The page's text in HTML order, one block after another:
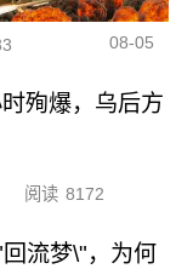
08-05
殉爆，乌后方
阅读 8172
流梦\"，为何